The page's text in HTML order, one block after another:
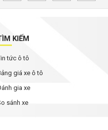
KIẾM
tức ô tô
giá xe ô tô
gia xe
sánh xe